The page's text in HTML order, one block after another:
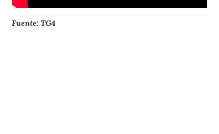
Fuente: TG4